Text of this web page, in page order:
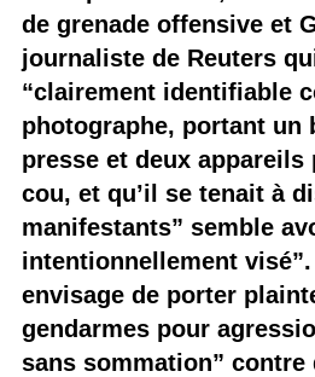
de grenade offensive et
journaliste de Reuters
“clairement identifiable
photographe, portant un
presse et deux appareils
cou, et qu’il se tenait à
manifestants” semble
intentionnellement
envisage de porter
gendarmes pour
sans sommation” contre